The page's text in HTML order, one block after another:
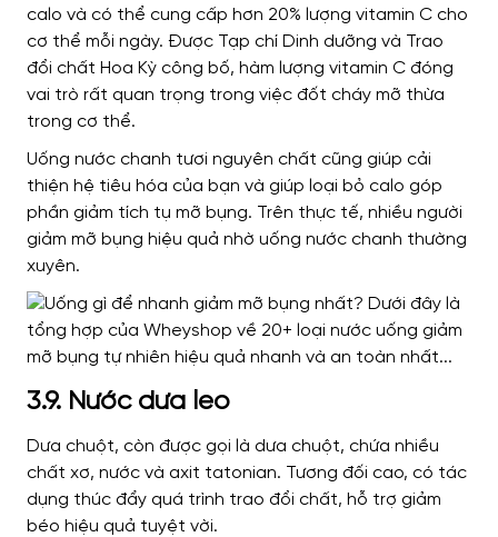
calo và có thể cung cấp hơn 20% lượng vitamin C cho
cơ thể mỗi ngày. Được Tạp chí Dinh dưỡng và Trao
đổi chất Hoa Kỳ công bố, hàm lượng vitamin C đóng
vai trò rất quan trọng trong việc đốt cháy mỡ thừa
trong cơ thể.
Uống nước chanh tươi nguyên chất cũng giúp cải
thiện hệ tiêu hóa của bạn và giúp loại bỏ calo góp
phần giảm tích tụ mỡ bụng. Trên thực tế, nhiều người
giảm mỡ bụng hiệu quả nhờ uống nước chanh thường
xuyên.
3.9. Nước dưa leo
Dưa chuột, còn được gọi là dưa chuột, chứa nhiều
chất xơ, nước và axit tatonian. Tương đối cao, có tác
dụng thúc đẩy quá trình trao đổi chất, hỗ trợ giảm
béo hiệu quả tuyệt vời.